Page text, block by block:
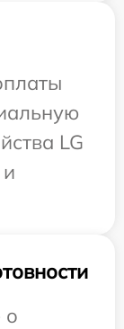
LG
о